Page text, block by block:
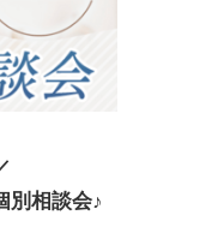
別相談会♪